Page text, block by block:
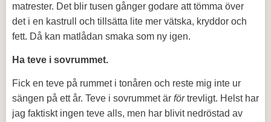
matrester. Det blir tusen gånger godare att tömma över
det i en kastrull och tillsätta lite mer vätska, kryddor och
fett. Då kan matlådan smaka som ny igen.
Ha teve i sovrummet.
Fick en teve på rummet i tonåren och reste mig inte ur
sängen på ett år. Teve i sovrummet är förtrevligt. Helst har
jag faktiskt ingen teve alls, men har blivit nedröstad av